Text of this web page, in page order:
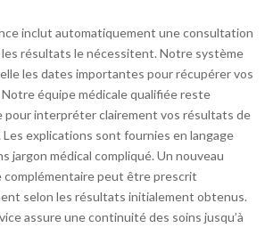
inclut automatiquement une consultation
les résultats le nécessitent. Notre système
les dates importantes pour récupérer vos
équipe médicale qualifiée reste
pour interpréter clairement vos résultats de
explications sont fournies en langage
jargon médical compliqué. Un nouveau
complémentaire peut être prescrit
selon les résultats initialement obtenus.
assure une continuité des soins jusqu’à